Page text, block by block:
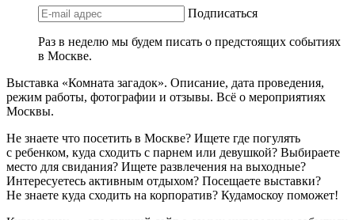
Подписаться
Раз в неделю мы будем писать о предстоящих событиях
в Москве.
Выставка «Комната загадок». Описание, дата проведения,
режим работы, фотографии и отзывы. Всё о мероприятиях
Москвы.
Не знаете что посетить в Москве? Ищете где погулять
с ребенком, куда сходить с парнем или девушкой? Выбираете
место для свидания? Ищете развлечения на выходные?
Интересуетесь активным отдыхом? Посещаете выставки?
Не знаете куда сходить на корпоратив? Кудамоскоу поможет!